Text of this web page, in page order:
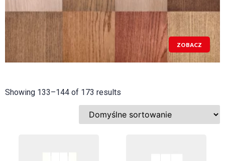
ZOBACZ
Showing 133–144 of 173 results